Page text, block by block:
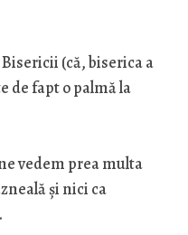
(că, biserica a
de fapt o palmă la
vedem prea multa
și nici ca